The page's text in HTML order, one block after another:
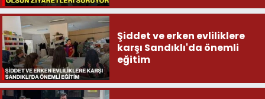
Şiddet ve erken evliliklere
karşı Sandıklı'da önemli
eğitim